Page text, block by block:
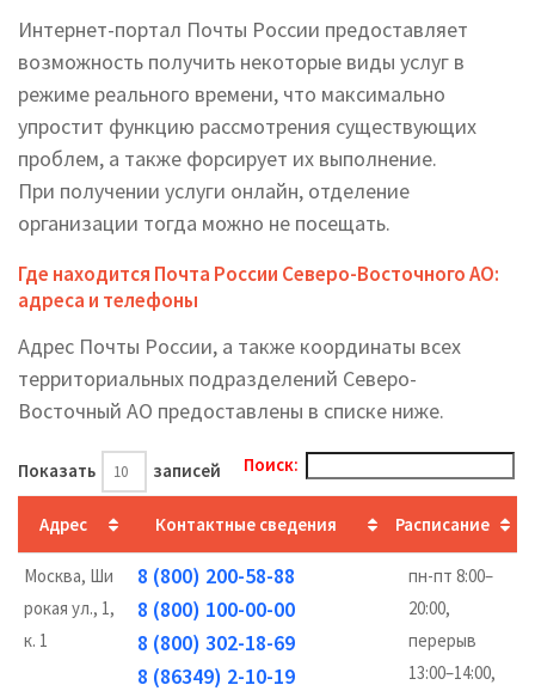
Интернет-портал Почты России предоставляет
возможность получить некоторые виды услуг в
режиме реального времени, что максимально
упростит функцию рассмотрения существующих
проблем, а также форсирует их выполнение.
При получении услуги онлайн, отделение
организации тогда можно не посещать.
Где находится Почта России Северо-Восточного АО:
адреса и телефоны
Адрес Почты России, а также координаты всех
территориальных подразделений Северо-
Восточный АО предоставлены в списке ниже.
Показать записей Поиск:
Адрес Контактные сведения Расписание
Москва, Ши
рокая ул., 1,
к. 1
8 (800) 200-58-88
8 (800) 100-00-00
8 (800) 302-18-69
8 (86349) 2-10-19
пн-пт 8:00–
20:00,
перерыв
13:00–14:00,